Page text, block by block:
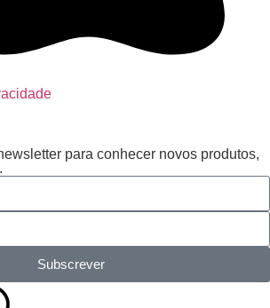
para conhecer novos produtos,
Subscrever